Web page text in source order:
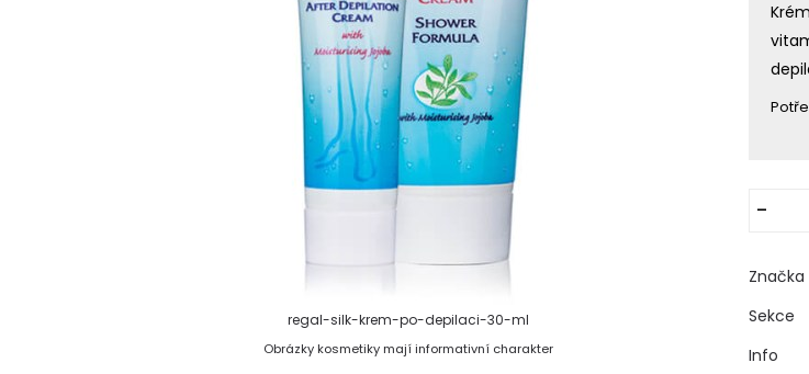
regal-silk-krem-po-depilaci-30-ml
Obrázky kosmetiky mají informativní charakter
Značka
Sekce
Info